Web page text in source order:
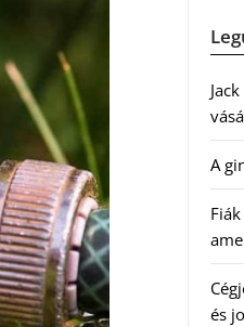
A
és